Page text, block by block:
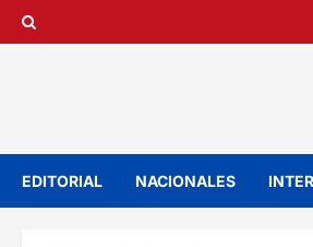
Saltar
EDITORIAL NACIONALES